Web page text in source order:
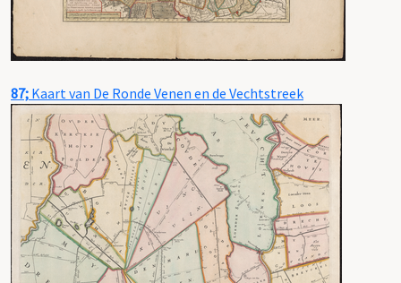
87; Kaart van De Ronde Venen en de Vechtstreek